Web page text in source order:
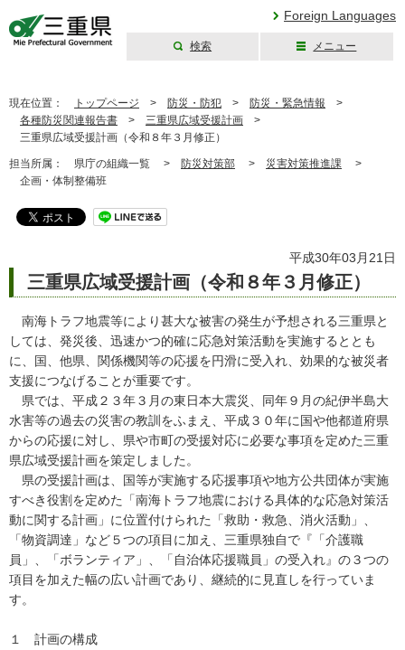
Foreign Languages
検索 メニュー
現在位置： トップページ > 防災・防犯 > 防災・緊急情報 >
各種防災関連報告書 > 三重県広域受援計画 >
三重県広域受援計画（令和８年３月修正）
担当所属： 県庁の組織一覧 > 防災対策部 > 災害対策推進課 >
企画・体制整備班
平成30年03月21日
三重県広域受援計画（令和８年３月修正）
南海トラフ地震等により甚大な被害の発生が予想される三重県と
しては、発災後、迅速かつ的確に応急対策活動を実施するととも
に、国、他県、関係機関等の応援を円滑に受入れ、効果的な被災者
支援につなげることが重要です。
県では、平成２３年３月の東日本大震災、同年９月の紀伊半島大
水害等の過去の災害の教訓をふまえ、平成３０年に国や他都道府県
からの応援に対し、県や市町の受援対応に必要な事項を定めた三重
県広域受援計画を策定しました。
県の受援計画は、国等が実施する応援事項や地方公共団体が実施
すべき役割を定めた「南海トラフ地震における具体的な応急対策活
動に関する計画」に位置付けられた「救助・救急、消火活動」、
「物資調達」など５つの項目に加え、三重県独自で『「介護職
員」、「ボランティア」、「自治体応援職員」の受入れ』の３つの
項目を加えた幅の広い計画であり、継続的に見直しを行っていま
す。
１ 計画の構成